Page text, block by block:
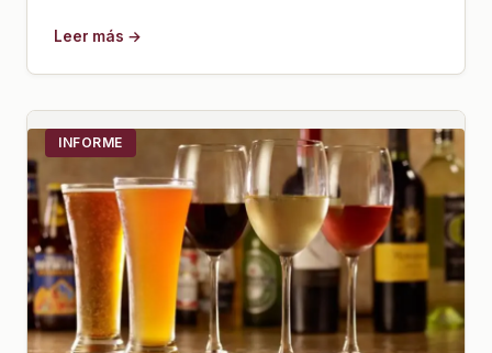
Leer más →
INFORME